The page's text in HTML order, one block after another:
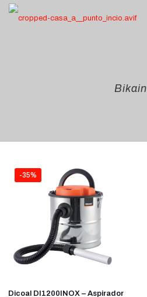
Bikain
-35%
Dicoal DI1200INOX – Aspirador